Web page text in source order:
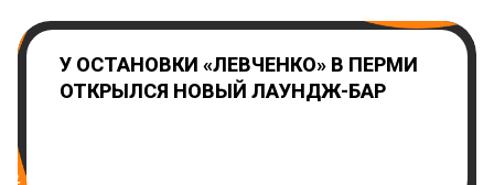
У ОСТАНОВКИ «ЛЕВЧЕНКО» В ПЕРМИ
ОТКРЫЛСЯ НОВЫЙ ЛАУНДЖ-БАР